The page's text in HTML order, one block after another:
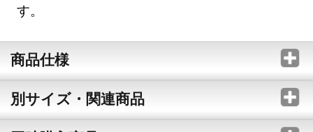
す。
商品仕様
別サイズ・関連商品